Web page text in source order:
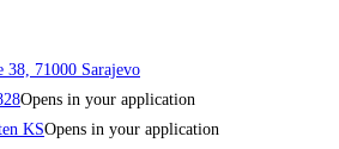
38, 71000 Sarajevo
Opens in your application
KSOpens in your application